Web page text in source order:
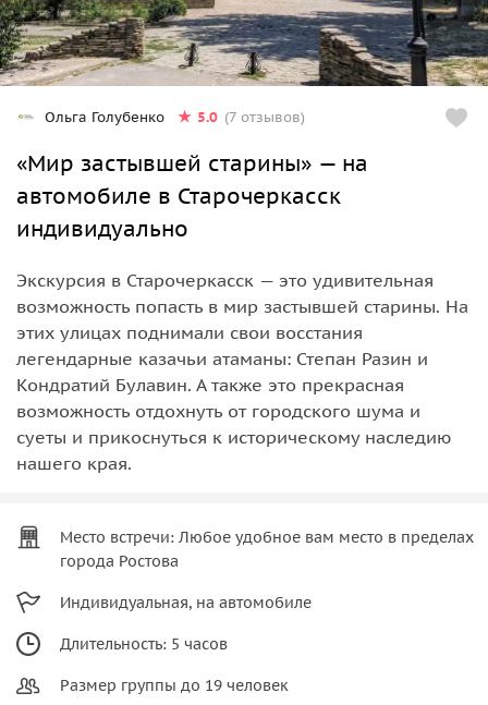
Ольга Голубенко 5.0 (7 отзывов)
«Мир застывшей старины» — на
автомобиле в Старочеркасск
индивидуально
Экскурсия в Старочеркасск — это удивительная
возможность попасть в мир застывшей старины. На
этих улицах поднимали свои восстания
легендарные казачьи атаманы: Степан Разин и
Кондратий Булавин. А также это прекрасная
возможность отдохнуть от городского шума и
суеты и прикоснуться к историческому наследию
нашего края.
Место встречи: Любое удобное вам место в пределах
города Ростова
Индивидуальная, на автомобиле
Длительность: 5 часов
Размер группы до 19 человек